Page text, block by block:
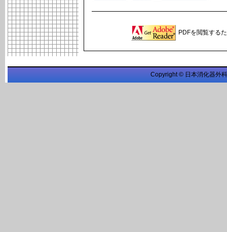
PDFを閲覧する
Copyright © 日本消化器外